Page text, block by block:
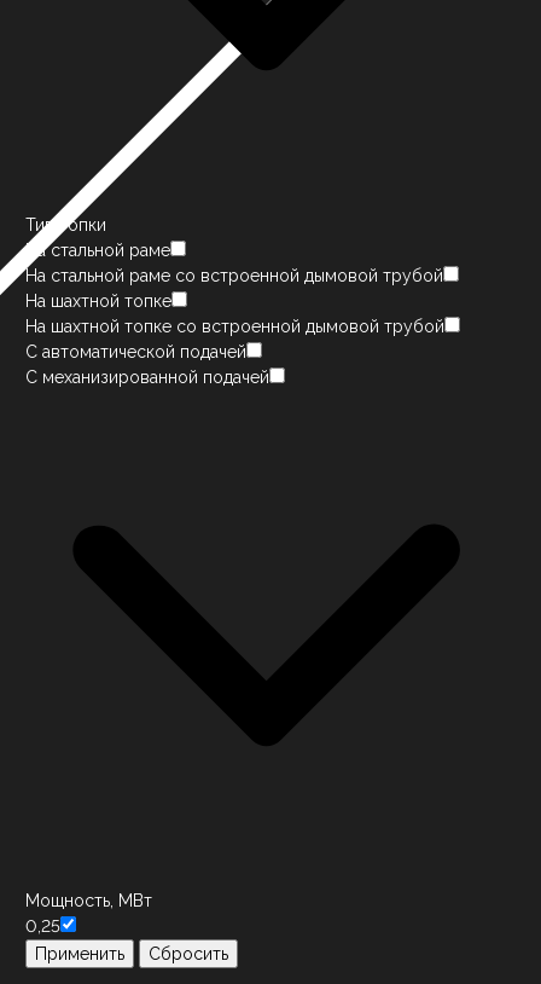
Тип топки
На стальной раме
На стальной раме со встроенной дымовой трубой
На шахтной топке
На шахтной топке со встроенной дымовой трубой
С автоматической подачей
С механизированной подачей
Мощность, МВт
0,25
Применить
Сбросить